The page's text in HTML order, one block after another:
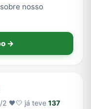
nosso
→
2 🖤🤍 já teve 137